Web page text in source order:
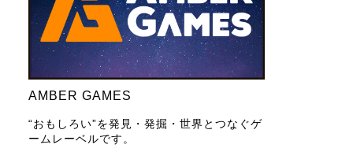
AMBER GAMES
“おもしろい”を発見・発掘・世界とつなぐゲ
ームレーベルです。